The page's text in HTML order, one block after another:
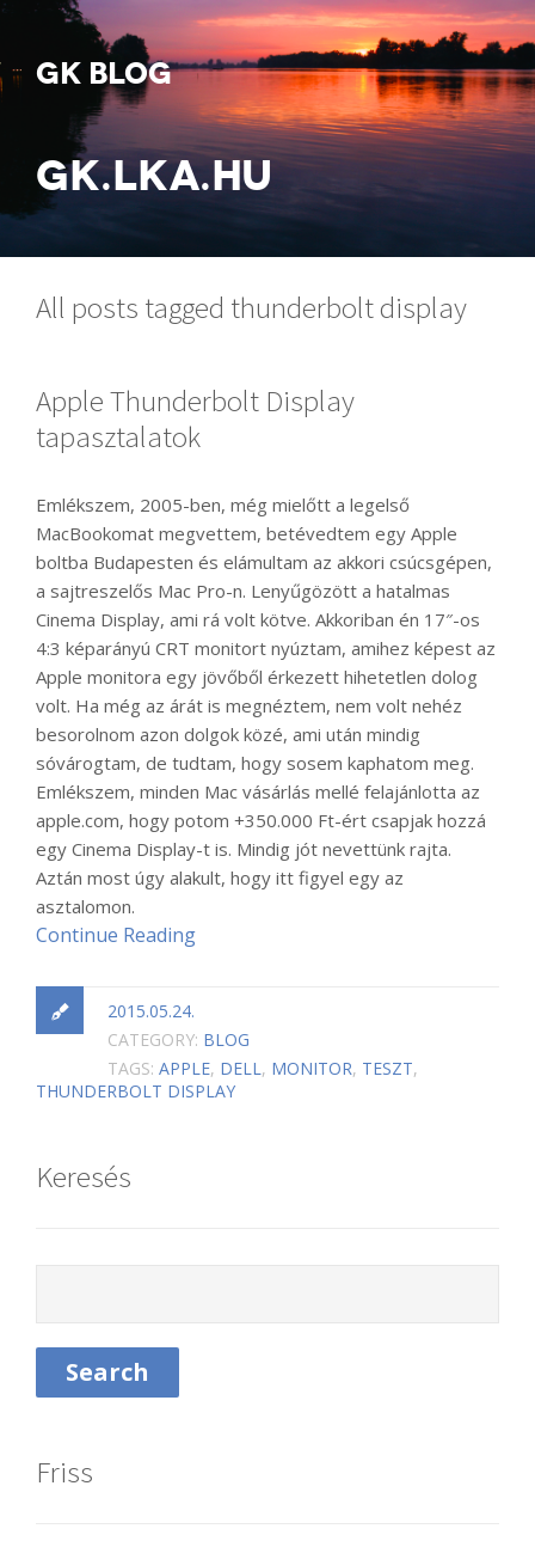
GK BLOG
GK.LKA.HU
All posts tagged thunderbolt display
Apple Thunderbolt Display
tapasztalatok
Emlékszem, 2005-ben, még mielőtt a legelső
MacBookomat megvettem, betévedtem egy Apple
boltba Budapesten és elámultam az akkori csúcsgépen,
a sajtreszelős Mac Pro-n. Lenyűgözött a hatalmas
Cinema Display, ami rá volt kötve. Akkoriban én 17″-os
4:3 képarányú CRT monitort nyúztam, amihez képest az
Apple monitora egy jövőből érkezett hihetetlen dolog
volt. Ha még az árát is megnéztem, nem volt nehéz
besorolnom azon dolgok közé, ami után mindig
sóvárogtam, de tudtam, hogy sosem kaphatom meg.
Emlékszem, minden Mac vásárlás mellé felajánlotta az
apple.com, hogy potom +350.000 Ft-ért csapjak hozzá
egy Cinema Display-t is. Mindig jót nevettünk rajta.
Aztán most úgy alakult, hogy itt figyel egy az
asztalomon.
Continue Reading
2015.05.24.
CATEGORY: BLOG
TAGS: APPLE, DELL, MONITOR, TESZT,
THUNDERBOLT DISPLAY
Keresés
Friss